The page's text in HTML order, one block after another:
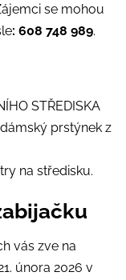
se mohou
: 608 748 989.
STŘEDISKA
prstýnek z
na středisku.
vás zve na
února 2026 v